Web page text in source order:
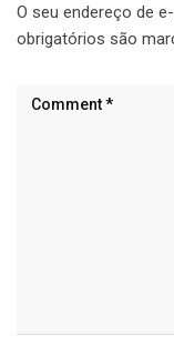
O seu endereço de
obrigatórios são